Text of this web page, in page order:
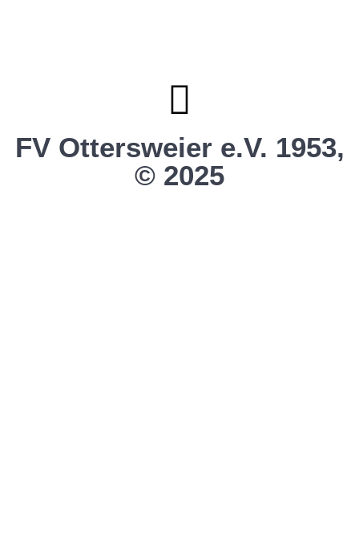
FV Ottersweier e.V. 1953,
© 2025